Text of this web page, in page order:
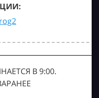
В 9:00.